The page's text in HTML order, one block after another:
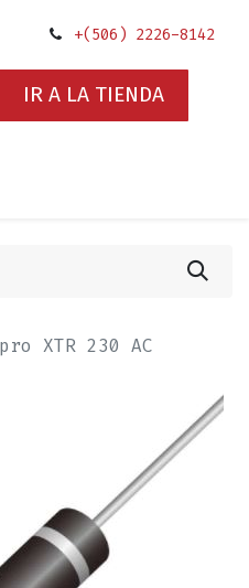
+(506) 2226-8142
IR A LA TIENDA
XTR 230 AC